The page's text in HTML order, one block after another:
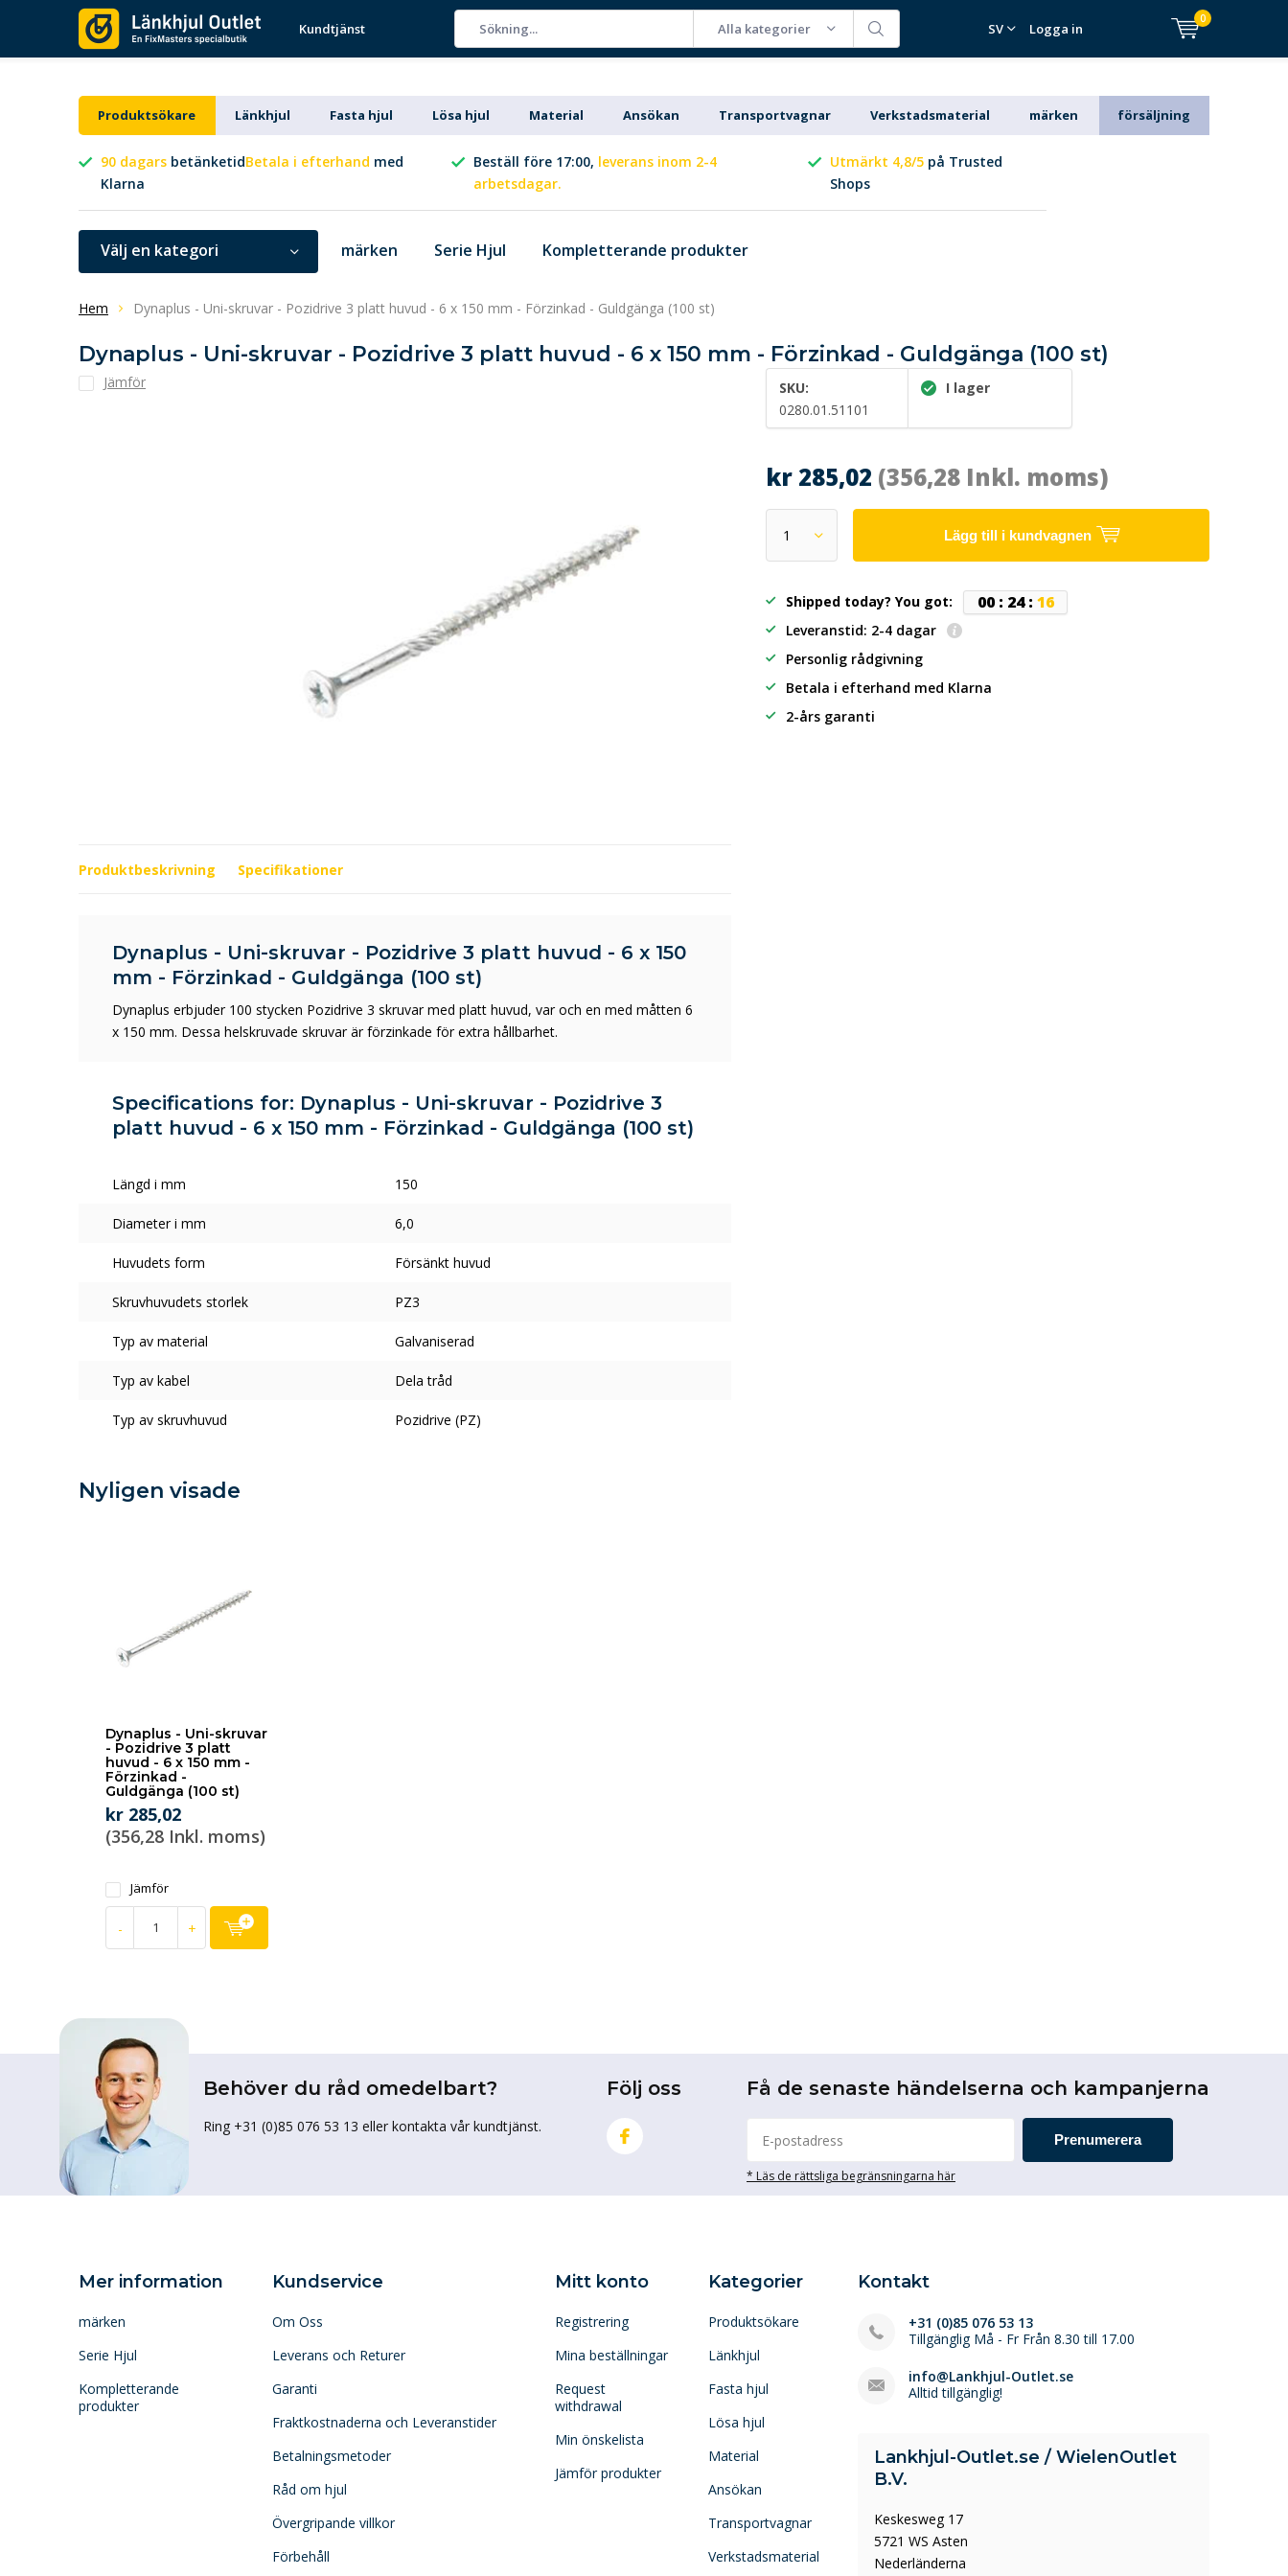
Kundtjänst Alla kategorier SV Logga in
0
Produktsökare Länkhjul Fasta hjul Lösa hjul Material Ansökan Transportvagnar Verkstadsmaterial märken försäljning
90 dagars betänketidBetala i efterhand med
Klarna
Beställ före 17:00, leverans inom 2-4
arbetsdagar.
Utmärkt 4,8/5 på Trusted
Shops
Välj en kategori märken Serie Hjul Kompletterande produkter
Hem Dynaplus - Uni-skruvar - Pozidrive 3 platt huvud - 6 x 150 mm - Förzinkad - Guldgänga (100 st)
Dynaplus - Uni-skruvar - Pozidrive 3 platt huvud - 6 x 150 mm - Förzinkad - Guldgänga (100 st)
Jämför
SKU:
0280.01.51101
I lager
kr 285,02 (356,28 Inkl. moms)
Lägg till i kundvagnen
Shipped today? You got: 00: 24: 15
Leveranstid: 2-4 dagar
Personlig rådgivning
Betala i efterhand med Klarna
2-års garanti
Produktbeskrivning Specifikationer
Dynaplus - Uni-skruvar - Pozidrive 3 platt huvud - 6 x 150
mm - Förzinkad - Guldgänga (100 st)
Dynaplus erbjuder 100 stycken Pozidrive 3 skruvar med platt huvud, var och en med måtten 6
x 150 mm. Dessa helskruvade skruvar är förzinkade för extra hållbarhet.
Specifications for: Dynaplus - Uni-skruvar - Pozidrive 3
platt huvud - 6 x 150 mm - Förzinkad - Guldgänga (100 st)
Längd i mm 150
Diameter i mm 6,0
Huvudets form Försänkt huvud
Skruvhuvudets storlek PZ3
Typ av material Galvaniserad
Typ av kabel Dela tråd
Typ av skruvhuvud Pozidrive (PZ)
Nyligen visade
Dynaplus - Uni-skruvar
- Pozidrive 3 platt
huvud - 6 x 150 mm -
Förzinkad -
Guldgänga (100 st)
kr 285,02
(356,28 Inkl. moms)
Jämför
- +
Behöver du råd omedelbart?
Ring +31 (0)85 076 53 13 eller kontakta vår kundtjänst.
Följ oss Få de senaste händelserna och kampanjerna
Prenumerera
* Läs de rättsliga begränsningarna här
Mer information
märken
Serie Hjul
Kompletterande
produkter
Kundservice
Om Oss
Leverans och Returer
Garanti
Fraktkostnaderna och Leveranstider
Betalningsmetoder
Råd om hjul
Övergripande villkor
Förbehåll
Mitt konto
Registrering
Mina beställningar
Request
withdrawal
Min önskelista
Jämför produkter
Kategorier
Produktsökare
Länkhjul
Fasta hjul
Lösa hjul
Material
Ansökan
Transportvagnar
Verkstadsmaterial
Kontakt
+31 (0)85 076 53 13
Tillgänglig Må - Fr Från 8.30 till 17.00
info@Lankhjul-Outlet.se
Alltid tillgänglig!
Lankhjul-Outlet.se / WielenOutlet
B.V.
Keskesweg 17
5721 WS Asten
Nederländerna